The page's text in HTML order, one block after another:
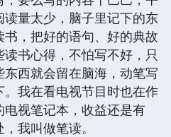
量太少，脑子里记下的东
，把好的语句、好的典故
书心得，不怕写不好，只
西就会留在脑海，动笔写
我在看电视节目时也在作
视笔记本，收益还是有
我叫做笔读。